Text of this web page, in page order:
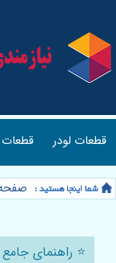
قطعات لودر قطعات
⭐️ راهنمای